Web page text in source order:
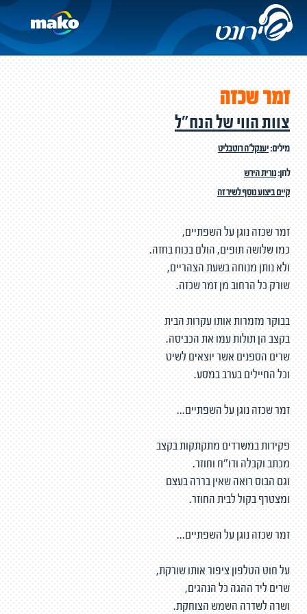
זמר שכזה
צוות הווי של הנח"ל
מילים:יענקל'ה רוטבליט
לחן:נורית הירש
קיים ביצוע נוסף לשיר זה
זמר שכזה נוגן על השפתיים,
כמו שלושה תופים, הולם בכוח בחזה.
ולא נותן מנוחה בשעת הצהריים,
שורק כל הרחוב מן זמר שכזה.
בבוקר מזמרות אותו עקרות הבית
בקצב הן תולות עמו את הכביסה.
שרים הספנים אשר יוצאים לשיט
וכל החיילים בערב במסע.
זמר שכזה נוגן על השפתיים...
פקידות במשרדים מתקתקות בקצב
מכתב וקבלה ודו"ח וחוזר.
וגם הבוס רואה שאין בררה בעצם
ומצטרף בקול לבית החוזר.
זמר שכזה נוגן על השפתיים...
על חוט הטלפון ציפור אותו שורקת,
שרים ליד ההגה כל הנהגים,
ושרה לשדרה השמש הצוחקת.